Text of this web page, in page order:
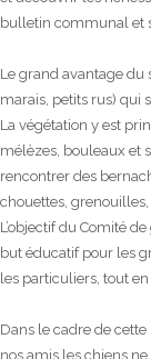
bulletin communal et
Le grand avantage du
marais, petits rus) qui
La végétation y est
mélèzes, bouleaux et
rencontrer des
chouettes, grenouilles,
L’objectif du Comité
but éducatif pour les
les particuliers, tout
Dans le cadre de
nos amis les chiens